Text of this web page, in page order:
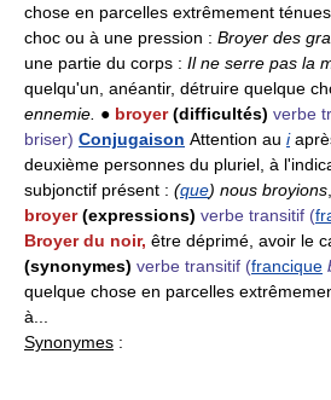
chose en parcelles extrêmement
choc ou à une pression : Broyer des
une partie du corps : Il ne serre pas la
quelqu'un, anéantir, détruire quelque
ennemie. ● broyer(difficultés) verbe
briser) Conjugaison Attention au i
deuxième personnes du pluriel, à
subjonctif présent : (que) nous broyions
broyer(expressions) verbe transitif (
Broyer du noir, être déprimé, avoir le
(synonymes) verbe transitif (francique
quelque chose en parcelles
à...
Synonymes :